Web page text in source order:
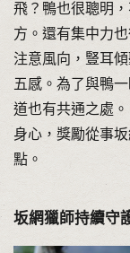
飛？鴨也很聰明
方。還有集中力
注意風向，豎耳
五感。為了與鴨
道也有共通之處
身心，獎勵從事
點。
坂網獵師持續守